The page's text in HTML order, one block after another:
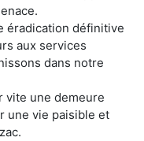
éradication définitive
aux services
dans notre
vite une demeure
une vie paisible et